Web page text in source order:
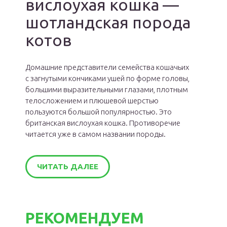
вислоухая кошка —
шотландская порода
котов
Домашние представители семейства кошачьих
с загнутыми кончиками ушей по форме головы,
большими выразительными глазами, плотным
телосложением и плюшевой шерстью
пользуются большой популярностью. Это
британская вислоухая кошка. Противоречие
читается уже в самом названии породы.
ЧИТАТЬ ДАЛЕЕ
РЕКОМЕНДУЕМ